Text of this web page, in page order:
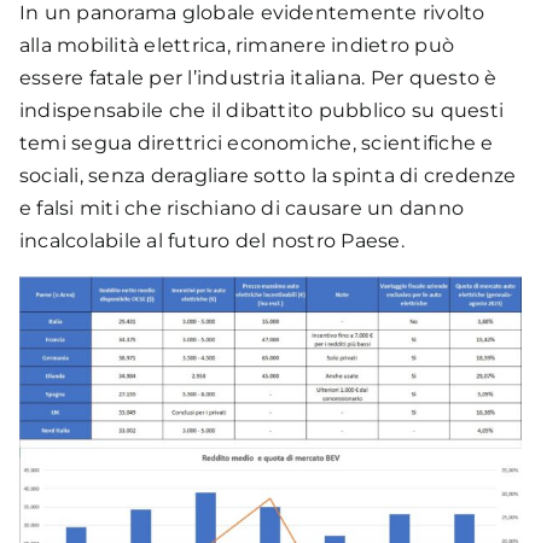
In un panorama globale evidentemente rivolto
alla mobilità elettrica, rimanere indietro può
essere fatale per l’industria italiana. Per questo è
indispensabile che il dibattito pubblico su questi
temi segua direttrici economiche, scientifiche e
sociali, senza deragliare sotto la spinta di credenze
e falsi miti che rischiano di causare un danno
incalcolabile al futuro del nostro Paese.